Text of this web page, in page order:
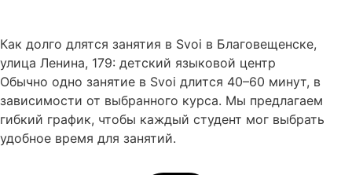
Как долго длятся занятия в Svoi в Благовещенске,
улица Ленина, 179: детский языковой центр
Обычно одно занятие в Svoi длится 40–60 минут, в
зависимости от выбранного курса. Мы предлагаем
гибкий график, чтобы каждый студент мог выбрать
удобное время для занятий.